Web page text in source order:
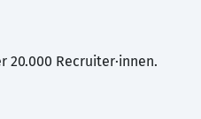
20.000 Recruiter·innen.